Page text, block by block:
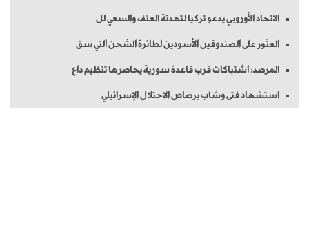
الاتحاد الأوروبي يدعو تركيا لتهدئة العنف والسعي لل
العثور على الصندوقين الأسودين لطائرة الشحن التي سق
المرصد: اشتباكات قرب قاعدة سورية يحاصرها تنظيم داع
استشهاد فتى وشاب برصاص الاحتلال الإسرائيلي